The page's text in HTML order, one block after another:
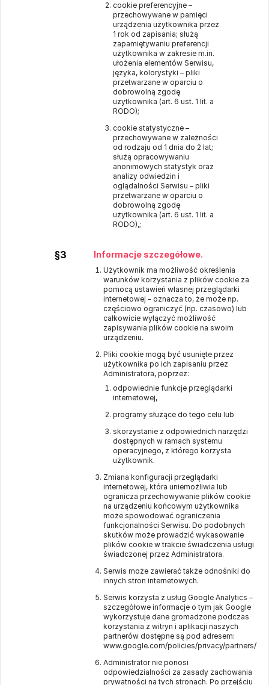
cookie preferencyjne –
przechowywane w pamięci
urządzenia użytkownika przez
1 rok od zapisania; służą
zapamiętywaniu preferencji
użytkownika w zakresie m.in.
ułożenia elementów Serwisu,
języka, kolorystyki – pliki
przetwarzane w oparciu o
dobrowolną zgodę
użytkownika (art. 6 ust. 1 lit. a
RODO);
cookie statystyczne –
przechowywane w zależności
od rodzaju od 1 dnia do 2 lat;
służą opracowywaniu
anonimowych statystyk oraz
analizy odwiedzin i
oglądalności Serwisu – pliki
przetwarzane w oparciu o
dobrowolną zgodę
użytkownika (art. 6 ust. 1 lit. a
RODO),;
§3 Informacje szczegółowe.
Użytkownik ma możliwość określenia
warunków korzystania z plików cookie za
pomocą ustawień własnej przeglądarki
internetowej - oznacza to, że może np.
częściowo ograniczyć (np. czasowo) lub
całkowicie wyłączyć możliwość
zapisywania plików cookie na swoim
urządzeniu.
Pliki cookie mogą być usunięte przez
użytkownika po ich zapisaniu przez
Administratora, poprzez:
odpowiednie funkcje przeglądarki
internetowej,
programy służące do tego celu lub
skorzystanie z odpowiednich narzędzi
dostępnych w ramach systemu
operacyjnego, z którego korzysta
użytkownik.
Zmiana konfiguracji przeglądarki
internetowej, która uniemożliwia lub
ogranicza przechowywanie plików cookie
na urządzeniu końcowym użytkownika
może spowodować ograniczenia
funkcjonalności Serwisu. Do podobnych
skutków może prowadzić wykasowanie
plików cookie w trakcie świadczenia usługi
świadczonej przez Administratora.
Serwis może zawierać także odnośniki do
innych stron internetowych.
Serwis korzysta z usług Google Analytics –
szczegółowe informacje o tym jak Google
wykorzystuje dane gromadzone podczas
korzystania z witryn i aplikacji naszych
partnerów dostępne są pod adresem:
www.google.com/policies/privacy/partners/
Administrator nie ponosi
odpowiedzialności za zasady zachowania
prywatności na tych stronach. Po przejściu